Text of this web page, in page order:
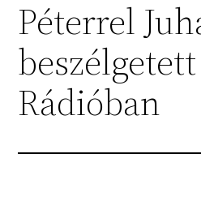
Péterrel
Rádióban